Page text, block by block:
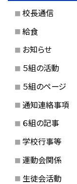
校長通信
給食
お知らせ
５組の活動
５組のページ
通知連絡事項
６組の記事
学校行事等
運動会関係
生徒会活動